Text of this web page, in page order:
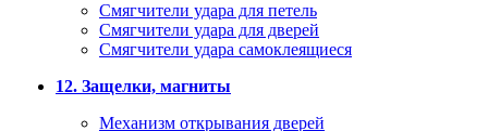
Смягчители удара для петель
Смягчители удара для дверей
Cмягчители удара самоклеящиеся
12. Защелки, магниты
Механизм открывания дверей